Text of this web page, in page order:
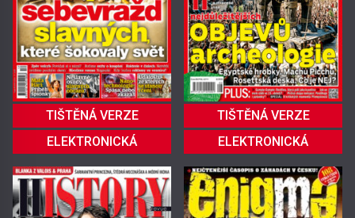
TIŠTĚNÁ VERZE
ELEKTRONICKÁ
TIŠTĚNÁ VERZE
ELEKTRONICKÁ